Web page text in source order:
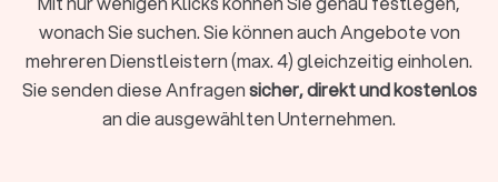
Baufinanzierung, Hypotheken & Immobilien
Finanzierungen rund um Immobilienkauf, Immobilienverkauf
wonach Sie suchen. Sie können auch Angebote von
mehreren Dienstleistern (max. 4) gleichzeitig einholen.
Sie senden diese Anfragensicher, direkt und kostenlos
an die ausgewählten Unternehmen.